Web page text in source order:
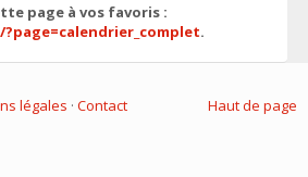
page à vos favoris :
.
Haut de page
légales · Contact